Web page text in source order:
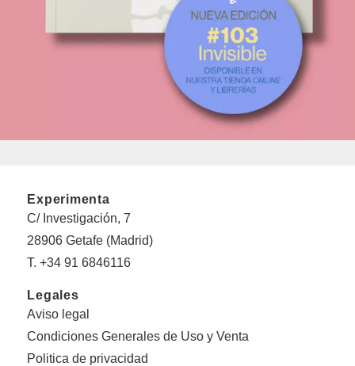
Experimenta
C/ Investigación, 7
28906 Getafe (Madrid)
T. +34 91 6846116
Legales
Aviso legal
Condiciones Generales de Uso y Venta
Politica de privacidad